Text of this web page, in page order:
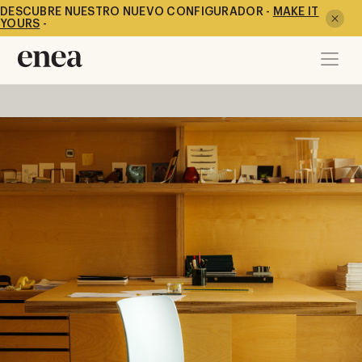
DESCUBRE NUESTRO NUEVO CONFIGURADOR - MAKE IT
YOURS -